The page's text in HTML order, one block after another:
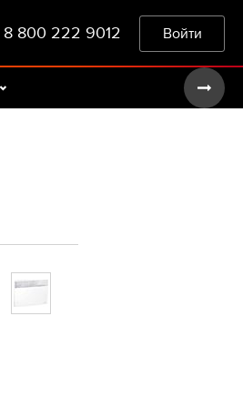
8 800 222 9012 Войти